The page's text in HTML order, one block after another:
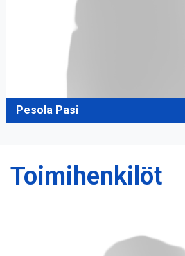
Pesola Pasi
Toimihenkilöt